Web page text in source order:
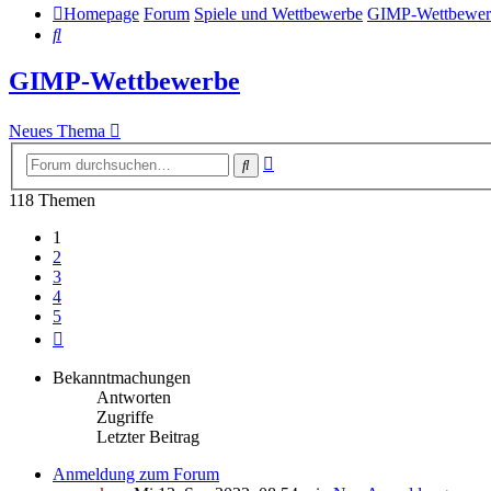
Homepage Forum Spiele und Wettbewerbe GIMP-
Suche
GIMP-Wettbewerbe
Neues Thema
Suche
118 Themen
1
2
3
4
5
Bekanntmachungen
Antworten
Zugriffe
Letzter Beitrag
Anmeldung zum Forum